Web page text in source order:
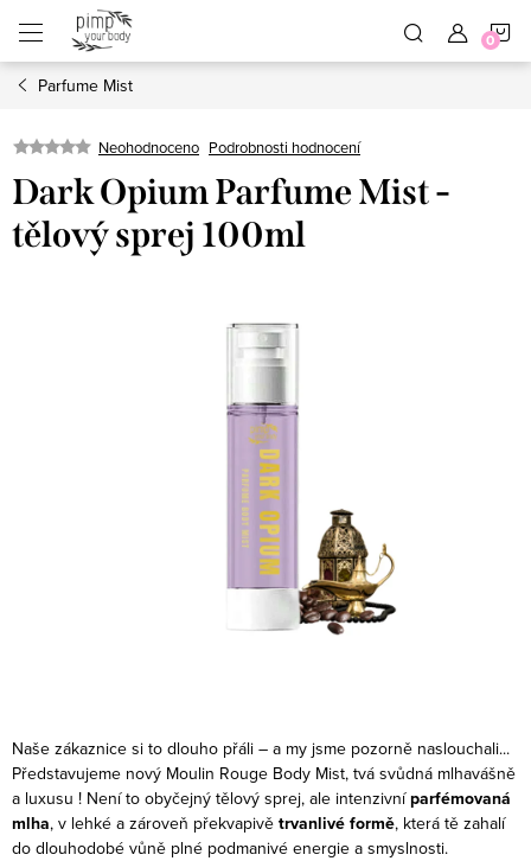
obsah
Parfume Mist
Neohodnoceno Podrobnosti hodnocení
Dark Opium Parfume Mist -
tělový sprej 100ml
Naše zákaznice si to dlouho přáli – a my jsme pozorně naslouchali...
Představujeme nový Moulin Rouge Body Mist, tvá svůdná mlhavášně
a luxusu ! Není to obyčejný tělový sprej, ale intenzivníparfémovaná
mlha, v lehké a zároveň překvapivě trvanlivé formě, která tě zahalí
do dlouhodobé vůně plné podmanivé energie a smyslnosti.